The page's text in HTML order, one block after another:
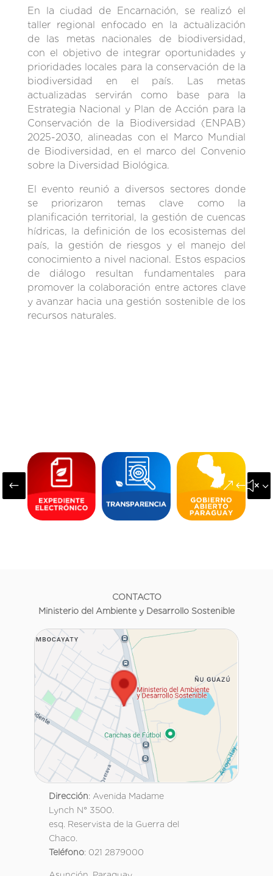
En la ciudad de Encarnación, se realizó el
taller regional enfocado en la actualización
de las metas nacionales de biodiversidad,
con el objetivo de integrar oportunidades y
prioridades locales para la conservación de la
biodiversidad en el país. Las metas
actualizadas servirán como base para la
Estrategia Nacional y Plan de Acción para la
Conservación de la Biodiversidad (ENPAB)
2025-2030, alineadas con el Marco Mundial
de Biodiversidad, en el marco del Convenio
sobre la Diversidad Biológica.
El evento reunió a diversos sectores donde
se priorizaron temas clave como la
planificación territorial, la gestión de cuencas
hídricas, la definición de los ecosistemas del
país, la gestión de riesgos y el manejo del
conocimiento a nivel nacional. Estos espacios
de diálogo resultan fundamentales para
promover la colaboración entre actores clave
y avanzar hacia una gestión sostenible de los
recursos naturales.
#
CONTACTO
Ministerio del Ambiente y Desarrollo Sostenible
Dirección: Avenida Madame
Lynch N° 3500.
esq. Reservista de la Guerra del
Chaco.
Teléfono: 021 2879000